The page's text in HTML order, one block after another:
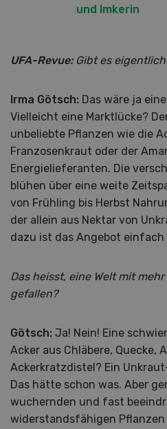
und Imkerin
UFA-Revue: Gibt es
Irma Götsch: Das wäre ja
Vielleicht eine Marktlücke?
unbeliebte Pflanzen wie die
Franzosenkraut oder der
Energielieferanten. Die
blühen über eine weite
von Frühling bis Herbst
der allein aus Nektar von
dazu ist das Angebot einfach
Das heisst, eine Welt mit
gefallen?
Götsch: Ja! Nein! Eine
Acker aus Chläbere, Quecke,
Ackerkratzdistel? Ein
Das hätte schon was. Aber
wuchernden und fast
widerstandsfähigen